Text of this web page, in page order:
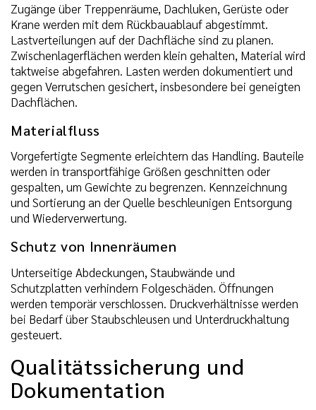
Zugänge über Treppenräume, Dachluken, Gerüste oder
Krane werden mit dem Rückbauablauf abgestimmt.
Lastverteilungen auf der Dachfläche sind zu planen.
Zwischenlagerflächen werden klein gehalten, Material wird
taktweise abgefahren. Lasten werden dokumentiert und
gegen Verrutschen gesichert, insbesondere bei geneigten
Dachflächen.
Materialfluss
Vorgefertigte Segmente erleichtern das Handling. Bauteile
werden in transportfähige Größen geschnitten oder
gespalten, um Gewichte zu begrenzen. Kennzeichnung
und Sortierung an der Quelle beschleunigen Entsorgung
und Wiederverwertung.
Schutz von Innenräumen
Unterseitige Abdeckungen, Staubwände und
Schutzplatten verhindern Folgeschäden. Öffnungen
werden temporär verschlossen. Druckverhältnisse werden
bei Bedarf über Staubschleusen und Unterdruckhaltung
gesteuert.
Qualitätssicherung und
Dokumentation